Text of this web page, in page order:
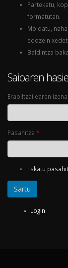
Partekatu,
formatutan.
Moldatu,
edozein
Baldintza
Saioaren
Erabiltzailearen izena
Pasahitza *
Eskatu
Login